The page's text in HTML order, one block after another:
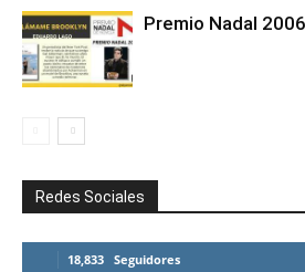
Premio Nadal
Redes Sociales
18,833 Seguidores